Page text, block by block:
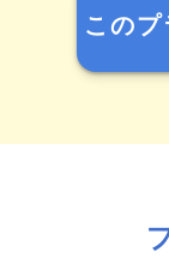
この